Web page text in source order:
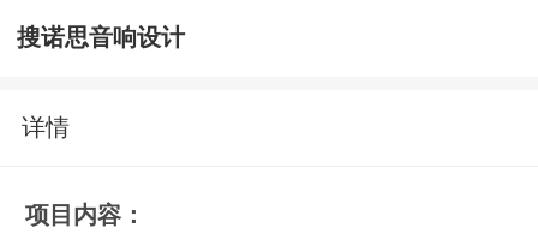
搜诺思音响设计
详情
项目内容：